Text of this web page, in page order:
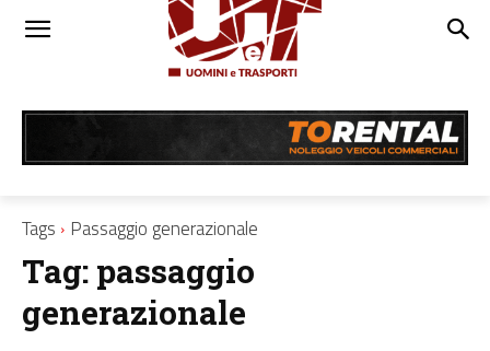
Tags Passaggio generazionale
Tag: passaggio
generazionale